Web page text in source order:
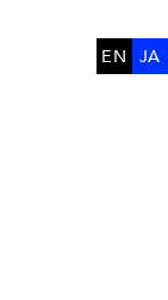
EN JA